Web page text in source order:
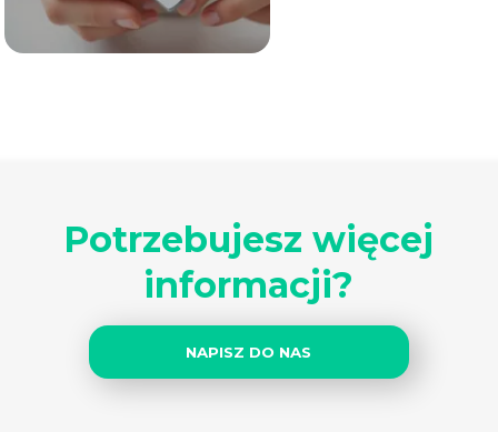
Potrzebujesz więcej
informacji?
NAPISZ DO NAS